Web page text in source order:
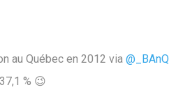
au Québec en 2012 via @_BAnQ
% 😉